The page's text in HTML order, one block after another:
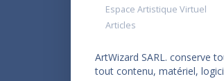
Espace Artistique Virtuel
Articles
ArtWizard SARL. conserve
tout contenu, matériel,